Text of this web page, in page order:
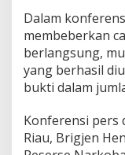
n
5
5
7
T
e
s
a
n
Dalam
membeberkan
berlangsung,
yang berhasil
bukti dalam
Konferensi pers
Riau, Brigjen